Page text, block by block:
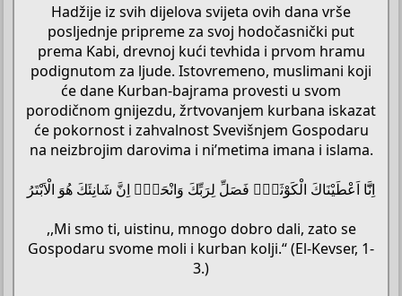
Hadžije iz svih dijelova svijeta ovih dana vrše
posljednje pripreme za svoj hodočasnički put
prema Kabi, drevnoj kući tevhida i prvom hramu
podignutom za ljude. Istovremeno, muslimani koji
će dane Kurban-bajrama provesti u svom
porodičnom gnijezdu, žrtvovanjem kurbana iskazat
će pokornost i zahvalnost Svevišnjem Gospodaru
na neizbrojim darovima i ni’metima imana i islama.
اِنَّٓا اَعْطَيْنَاكَ الْكَوْثَرَۜ فَصَلِّ لِرَبِّكَ وَانْحَرْۜ اِنَّ شَانِئَكَ هُوَ الْاَبْتَرُ
,,Mi smo ti, uistinu, mnogo dobro dali, zato se
Gospodaru svome moli i kurban kolji.“ (El-Kevser, 1-
3.)